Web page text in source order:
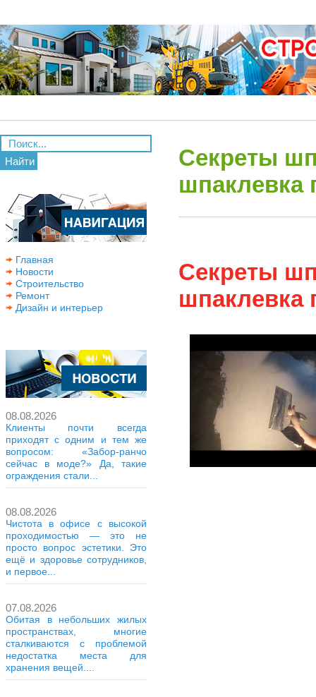
Найти
Главная
Новости
Строительство
Ремонт
Дизайн и интерьер
08.08.2026
Клиенты почти всегда
приходят с одним и тем же
вопросом: «Забор-ранчо
сейчас в моде?» Да, такие
ограждения стали...
08.08.2026
Чистота в офисе с высокой
проходимостью — это не
просто вопрос эстетики. Это
ещё и здоровье сотрудников,
и первое...
07.08.2026
Обитая в небольших жилых
пространствах, многие
сталкиваются с проблемой
недостатка места для
хранения вещей....
Секреты
шпаклевка
Секреты
шпаклевка